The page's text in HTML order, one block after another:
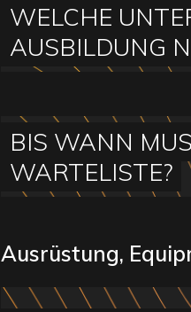
WELCHE
AUSBILDUNG
BIS WANN
WARTELISTE?
Ausrüstung,